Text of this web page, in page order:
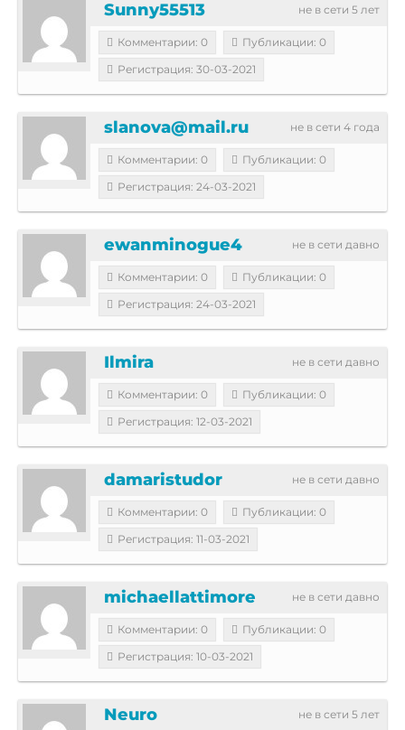
не в сети 5 лет
Sunny55513
Комментарии: 0
Публикации: 0
Регистрация: 30-03-2021
не в сети 4 года
slanova@mail.ru
Комментарии: 0
Публикации: 0
Регистрация: 24-03-2021
не в сети давно
ewanminogue4
Комментарии: 0
Публикации: 0
Регистрация: 24-03-2021
не в сети давно
Ilmira
Комментарии: 0
Публикации: 0
Регистрация: 12-03-2021
не в сети давно
damaristudor
Комментарии: 0
Публикации: 0
Регистрация: 11-03-2021
не в сети давно
michaellattimore
Комментарии: 0
Публикации: 0
Регистрация: 10-03-2021
не в сети 5 лет
Neuro